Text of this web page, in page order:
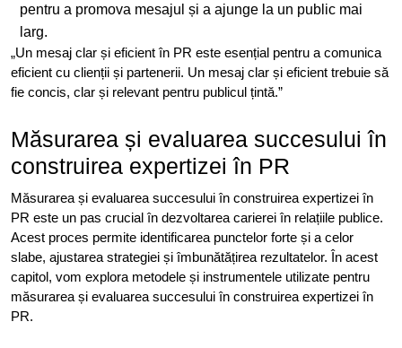
pentru a promova mesajul și a ajunge la un public mai
larg.
„Un mesaj clar și eficient în PR este esențial pentru a comunica
eficient cu clienții și partenerii. Un mesaj clar și eficient trebuie să
fie concis, clar și relevant pentru publicul țintă.”
Măsurarea și evaluarea succesului în
construirea expertizei în PR
Măsurarea și evaluarea succesului în construirea expertizei în
PR este un pas crucial în dezvoltarea carierei în relațiile publice.
Acest proces permite identificarea punctelor forte și a celor
slabe, ajustarea strategiei și îmbunătățirea rezultatelor. În acest
capitol, vom explora metodele și instrumentele utilizate pentru
măsurarea și evaluarea succesului în construirea expertizei în
PR.